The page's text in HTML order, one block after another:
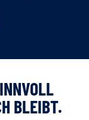
BLEIBT.